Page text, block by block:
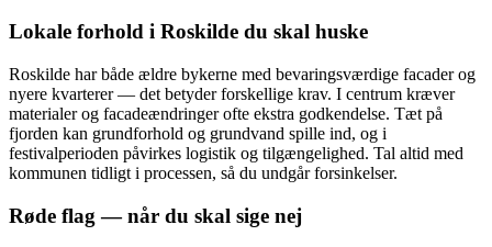
Lokale forhold i Roskilde du skal huske
Roskilde har både ældre bykerne med bevaringsværdige facader og
nyere kvarterer — det betyder forskellige krav. I centrum kræver
materialer og facadeændringer ofte ekstra godkendelse. Tæt på
fjorden kan grundforhold og grundvand spille ind, og i
festivalperioden påvirkes logistik og tilgængelighed. Tal altid med
kommunen tidligt i processen, så du undgår forsinkelser.
Røde flag — når du skal sige nej